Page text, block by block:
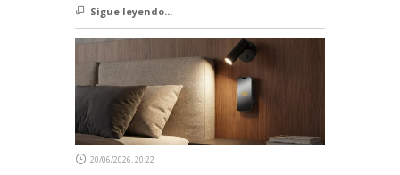
Sigue leyendo...
20/06/2026, 20:22